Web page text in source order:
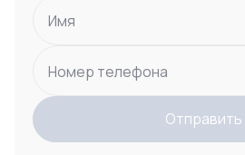
Имя
Номер телефона
Отправить